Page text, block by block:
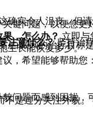
确实令人沮丧，但
键问题，以便您更
果，怎么办？立即与
注意什么？坚持治
白癜风的治疗目标
生长能恢复多少。
，希望能够帮助您：
问题而感到困扰
不是过分关注外貌